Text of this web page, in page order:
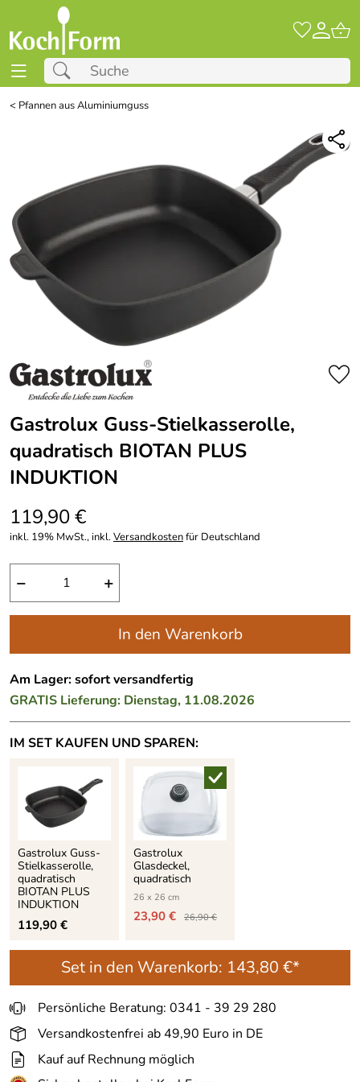
< Pfannen aus Aluminiumguss
Gastrolux Guss-Stielkasserolle,
quadratisch BIOTAN PLUS
INDUKTION
119,90 €
inkl. 19% MwSt., inkl.Versandkostenfür Deutschland
− +
In den Warenkorb
Am Lager: sofort versandfertig
GRATIS Lieferung: Dienstag, 11.08.2026
IM SET KAUFEN UND SPAREN:
Gastrolux Guss-
Stielkasserolle,
quadratisch
BIOTAN PLUS
INDUKTION
119,90 €
Gastrolux
Glasdeckel,
quadratisch
26 x 26 cm
23,90 € 26,90 €
Set in den Warenkorb: 143,80 €*
Persönliche Beratung: 0341 - 39 29 280
Versandkostenfrei ab 49,90 Euro in DE
Kauf auf Rechnung möglich